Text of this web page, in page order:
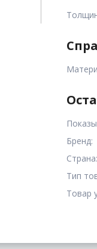
Бренд:
Страна:
Тип
Товар